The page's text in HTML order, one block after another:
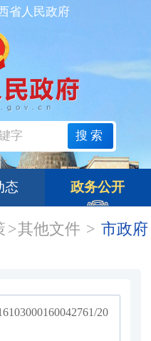
省人民政府
搜索
态 政务公开
>其他文件 > 市政府
20